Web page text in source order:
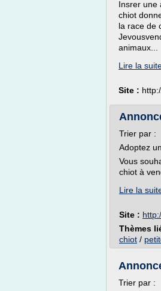
Insrer une
chiot
la race de
animaux...
Lire la
Site :
Trier par :
Adoptez
Vous
chiot à
Lire la
Site :
Thèmes
chiot /
Trier par :